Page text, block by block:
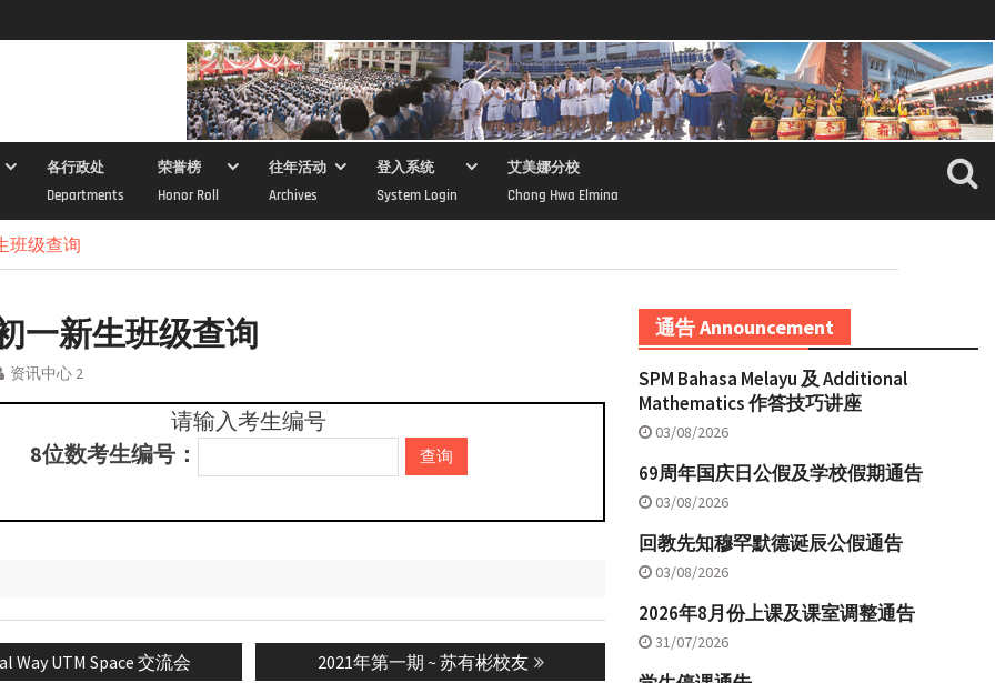
各行政处
Departments
荣誉榜
Honor Roll
往年活动
Archives
登入系统
System Login
艾美娜分校
Chong Hwa Elmina
班级查询
一新生班级查询
资讯中心 2
请输入考生编号
8位数考生编号：
查询
Way UTM Space 交流会
Next
2021年第一期 ~ 苏有彬校友
通告 Announcement
SPM Bahasa Melayu 及 Additional
Mathematics 作答技巧讲座
03/08/2026
69周年国庆日公假及学校假期通告
03/08/2026
回教先知穆罕默德诞辰公假通告
03/08/2026
2026年8月份上课及课室调整通告
31/07/2026